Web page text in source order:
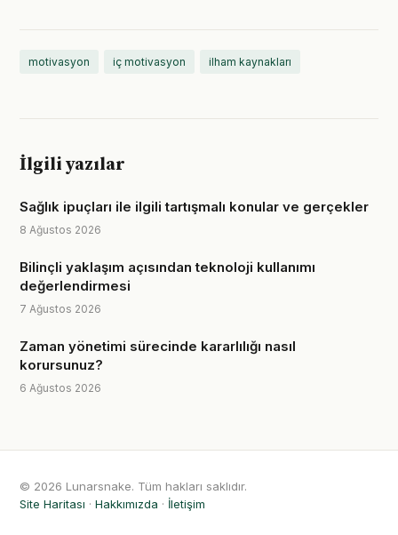
motivasyon iç motivasyon ilham kaynakları
İlgili yazılar
Sağlık ipuçları ile ilgili tartışmalı konular ve gerçekler
8 Ağustos 2026
Bilinçli yaklaşım açısından teknoloji kullanımı
değerlendirmesi
7 Ağustos 2026
Zaman yönetimi sürecinde kararlılığı nasıl
korursunuz?
6 Ağustos 2026
© 2026 Lunarsnake. Tüm hakları saklıdır.
Site Haritası · Hakkımızda · İletişim